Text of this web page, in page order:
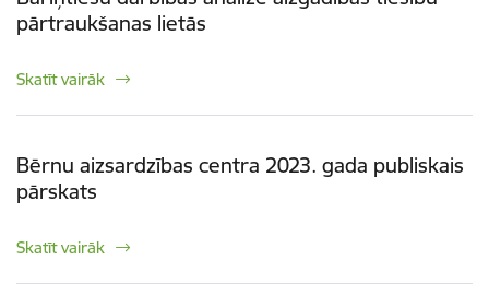
pārtraukšanas lietās
Skatīt vairāk
Bērnu aizsardzības centra 2023. gada publiskais
pārskats
Skatīt vairāk